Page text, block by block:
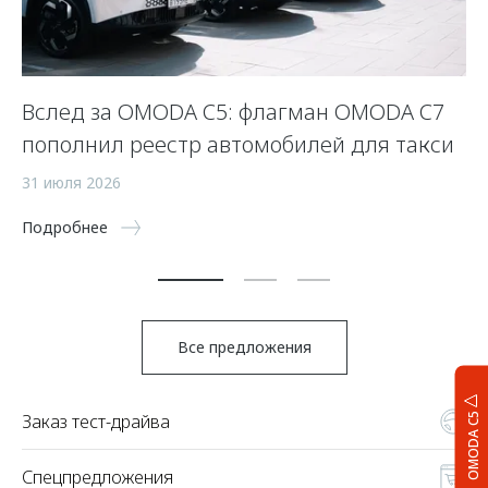
OMODA C5
Вслед за OMODA C5: флагман OMODA C7
пополнил реестр автомобилей для такси
31 июля 2026
Подробнее
Все предложения
Заказ тест-драйва
Спецпредложения